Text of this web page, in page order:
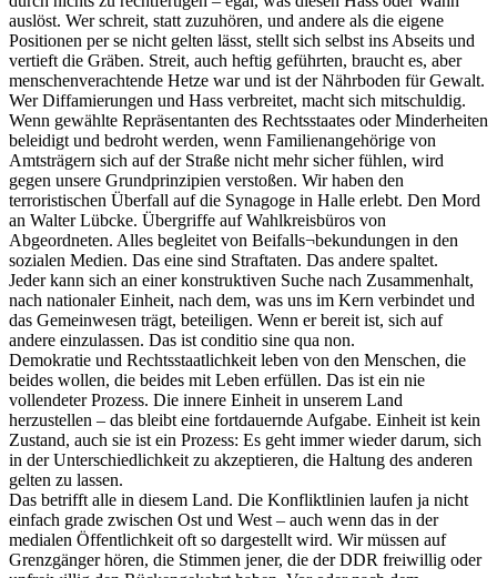
auslöst. Wer schreit, statt zuzuhören, und andere als die eigene
Positionen per se nicht gelten lässt, stellt sich selbst ins Abseits und
vertieft die Gräben. Streit, auch heftig geführten, braucht es, aber
menschenverachtende Hetze war und ist der Nährboden für Gewalt.
Wer Diffamierungen und Hass verbreitet, macht sich mitschuldig.
Wenn gewählte Repräsentanten des Rechtsstaates oder Minderheiten
beleidigt und bedroht werden, wenn Familienangehörige von
Amtsträgern sich auf der Straße nicht mehr sicher fühlen, wird
gegen unsere Grundprinzipien verstoßen. Wir haben den
terroristischen Überfall auf die Synagoge in Halle erlebt. Den Mord
an Walter Lübcke. Übergriffe auf Wahlkreisbüros von
Abgeordneten. Alles begleitet von Beifalls¬bekundungen in den
sozialen Medien. Das eine sind Straftaten. Das andere spaltet.
Jeder kann sich an einer konstruktiven Suche nach Zusammenhalt,
nach nationaler Einheit, nach dem, was uns im Kern verbindet und
das Gemeinwesen trägt, beteiligen. Wenn er bereit ist, sich auf
andere einzulassen. Das ist conditio sine qua non.
Demokratie und Rechtsstaatlichkeit leben von den Menschen, die
beides wollen, die beides mit Leben erfüllen. Das ist ein nie
vollendeter Prozess. Die innere Einheit in unserem Land
herzustellen – das bleibt eine fortdauernde Aufgabe. Einheit ist kein
Zustand, auch sie ist ein Prozess: Es geht immer wieder darum, sich
in der Unterschiedlichkeit zu akzeptieren, die Haltung des anderen
gelten zu lassen.
Das betrifft alle in diesem Land. Die Konfliktlinien laufen ja nicht
einfach grade zwischen Ost und West – auch wenn das in der
medialen Öffentlichkeit oft so dargestellt wird. Wir müssen auf
Grenzgänger hören, die Stimmen jener, die der DDR freiwillig oder